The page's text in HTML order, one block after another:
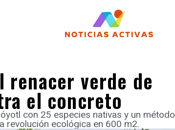
renacer verde de
el concreto
con 25 especies nativas y un método
revolución ecológica en 600 m2.